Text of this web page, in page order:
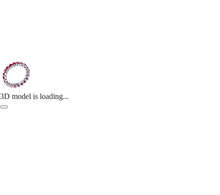
3D model is loading...